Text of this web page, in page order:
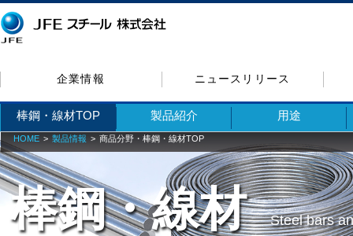
企業情報 ニュースリリース
棒鋼・線材TOP 製品紹介 用途
棒鋼・線材 Steel bars
HOME 製品情報 商品分野・棒鋼・線材TOP